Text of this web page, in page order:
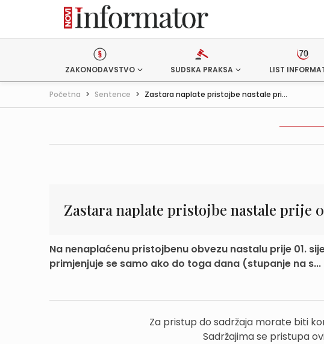
ZAKONODAVSTVO SUDSKA PRAKSA LIST
Početna > Sentence > Zastara naplate pristojbe nastale pri...
Zastara naplate pristojbe nastale prije
Na nenaplaćenu pristojbenu obvezu nastalu prije 01.
primjenjuje se samo ako do toga dana (stupanje na s...
Za pristup do sadržaja morate biti
Sadržajima se pristupa